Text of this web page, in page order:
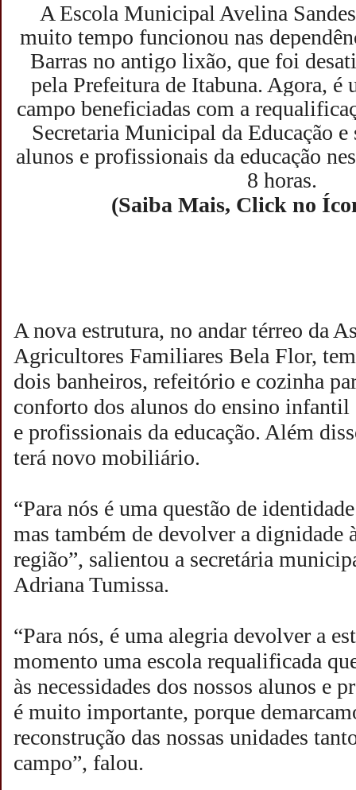
A Escola Municipal Avelina
muito tempo funcionou nas
Barras no antigo lixão, que foi
pela Prefeitura de Itabuna. Agora, é
campo beneficiadas com a
Secretaria Municipal da Educação e
alunos e profissionais da educação
8 horas.
(Saiba Mais, Click no
A nova estrutura, no andar térreo da
Agricultores Familiares Bela Flor, tem
dois banheiros, refeitório e cozinha
conforto dos alunos do ensino infantil
e profissionais da educação. Além
terá novo mobiliário.
“Para nós é uma questão de
mas também de devolver a dignidade
região”, salientou a secretária
Adriana Tumissa.
“Para nós, é uma alegria devolver a
momento uma escola requalificada
às necessidades dos nossos alunos e
é muito importante, porque
reconstrução das nossas unidades
campo”, falou.